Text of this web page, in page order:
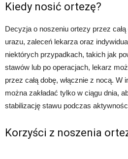
Kiedy nosić ortezę?
Decyzja o noszeniu ortezy przez
urazu, zaleceń lekarza oraz
niektórych przypadkach, takich jak
stawów lub po operacjach, lekarz
przez całą dobę, włącznie z nocą.
można zakładać tylko w ciągu dnia,
stabilizację stawu podczas
Korzyści z noszenia